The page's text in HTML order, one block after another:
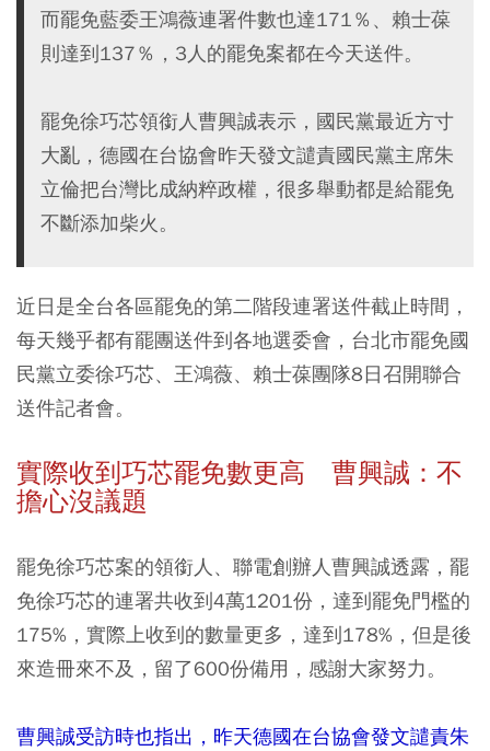
而罷免藍委王鴻薇連署件數也達171％、賴士葆
則達到137％，3人的罷免案都在今天送件。
罷免徐巧芯領銜人曹興誠表示，國民黨最近方寸
大亂，德國在台協會昨天發文譴責國民黨主席朱
立倫把台灣比成納粹政權，很多舉動都是給罷免
不斷添加柴火。
近日是全台各區罷免的第二階段連署送件截止時間，
每天幾乎都有罷團送件到各地選委會，台北市罷免國
民黨立委徐巧芯、王鴻薇、賴士葆團隊8日召開聯合
送件記者會。
實際收到巧芯罷免數更高 曹興誠：不
擔心沒議題
罷免徐巧芯案的領銜人、聯電創辦人曹興誠透露，罷
免徐巧芯的連署共收到4萬1201份，達到罷免門檻的
175%，實際上收到的數量更多，達到178%，但是後
來造冊來不及，留了600份備用，感謝大家努力。
曹興誠受訪時也指出，昨天德國在台協會發文譴責朱